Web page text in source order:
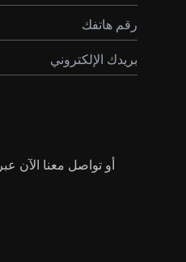
أو تواصل معنا الآن عبر